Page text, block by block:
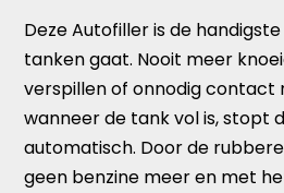
Deze Autofiller is de
tanken gaat. Nooit meer
verspillen of onnodig contact
wanneer de tank vol is, stopt
automatisch. Door de
geen benzine meer en met